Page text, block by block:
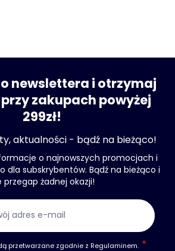
newslettera i otrzymaj
zakupach powyżej
299zł!
aktualności - bądź na bieżąco!
o najnowszych promocjach i
dla subskrybentów. Bądź na bieżąco i
przegap żadnej okazji!
przetwarzane zgodnie z Regulaminem.